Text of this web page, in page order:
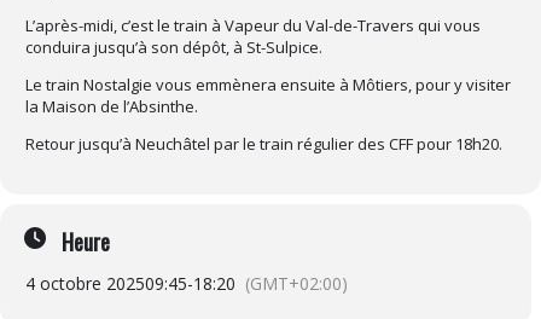
L’après-midi, c’est le train à Vapeur du Val-de-Travers qui vous
conduira jusqu’à son dépôt, à St-Sulpice.
Le train Nostalgie vous emmènera ensuite à Môtiers, pour y visiter
la Maison de l’Absinthe.
Retour jusqu’à Neuchâtel par le train régulier des CFF pour 18h20.
Heure
4 octobre 202509:45-18:20 (GMT+02:00)